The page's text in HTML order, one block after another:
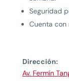
Seguridad
Cuenta con
Dirección:
Av. Fermín